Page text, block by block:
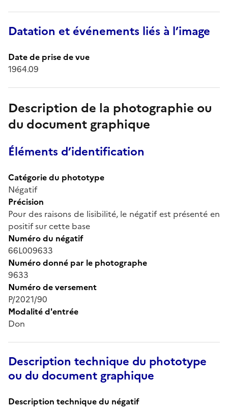
Datation et événements liés à l’image
Date de prise de vue
1964.09
Description de la photographie ou
du document graphique
Éléments d’identification
Catégorie du phototype
Négatif
Précision
Pour des raisons de lisibilité, le négatif est présenté en
positif sur cette base
Numéro du négatif
66L009633
Numéro donné par le photographe
9633
Numéro de versement
P/2021/90
Modalité d'entrée
Don
Description technique du phototype
ou du document graphique
Description technique du négatif